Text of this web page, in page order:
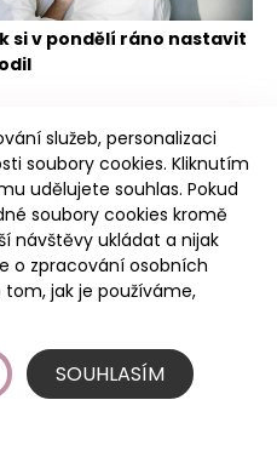
si v pondělí ráno nastavit
služeb, personalizaci
soubory cookies. Kliknutím
udělujete souhlas. Pokud
soubory cookies kromě
návštěvy ukládat a nijak
o zpracování osobních
jak je používáme,
SOUHLASÍM